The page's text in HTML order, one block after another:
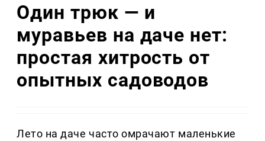
Один трюк — и
муравьев на даче нет:
простая хитрость от
опытных садоводов
Лето на даче часто омрачают маленькие